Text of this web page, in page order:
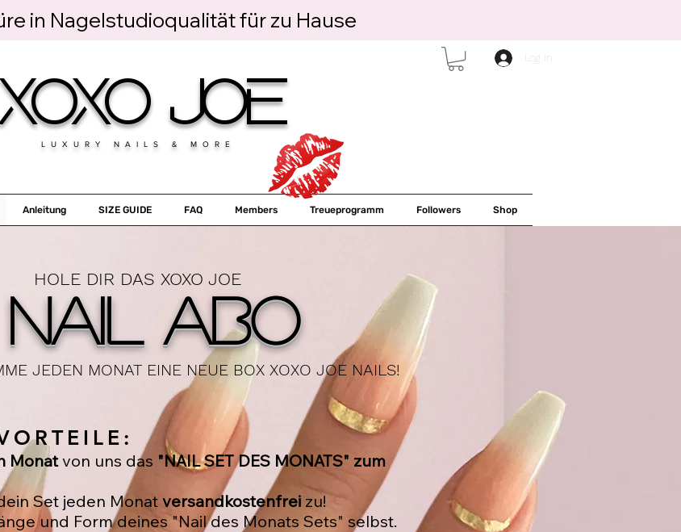
in Nagelstudioqualität für zu Hause
XOXO JOE
LUXURY NAILS & MORE
Log In
Anleitung SIZE GUIDE FAQ Members Treueprogramm Followers Shop
NAIL ABO
HOLE DIR DAS XOXO JOE
JEDEN MONAT EINE NEUE BOX XOXO JOE NAILS!
Monatvon uns das "NAIL SET DES MONATS" zum
Set jeden Monat versandkostenfrei zu!
und Form deines "Nail des Monats Sets" selbst.